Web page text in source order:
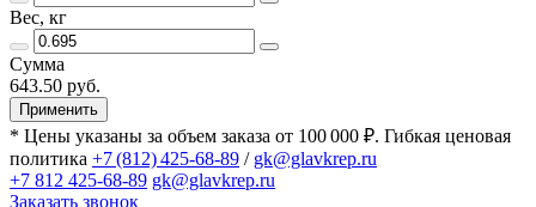
Вес, кг
Сумма
643.50 руб.
Применить
* Цены указаны за объем заказа от 100 000 ₽. Гибкая ценовая
политика +7 (812) 425-68-89 / gk@glavkrep.ru
+7 812 425-68-89 gk@glavkrep.ru
Заказать звонок